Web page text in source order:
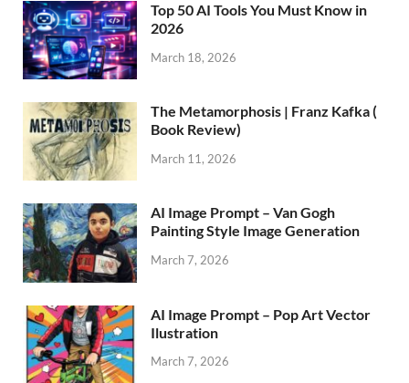
Top 50 AI Tools You Must Know in
2026
March 18, 2026
The Metamorphosis | Franz Kafka (
Book Review)
March 11, 2026
AI Image Prompt – Van Gogh
Painting Style Image Generation
March 7, 2026
AI Image Prompt – Pop Art Vector
Ilustration
March 7, 2026